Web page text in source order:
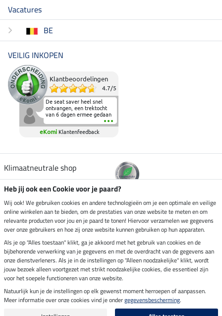
Vacatures
BE
VEILIG INKOPEN
Klantbeoordelingen
4.7/5
De seat saver heel snel
ontvangen, een trektocht
van 6 dagen ermee gedaan
en deze heeft de beproeving
fantastisch doorstaan.
Heerlijk zacht om op te
elkaar in het zadel.
eKomi Klantenfeedback
Klimaatneutrale shop
Verzending per
Veilig betalen met
Impressum
Laatste update op 06.08.2026 om 13:49 uur
Heb jij ook een Cookie voor je paard?
Wij ook! We gebruiken cookies en andere technologieën om je een optimale en veilige
online winkelen aan te bieden, om de prestaties van onze website te meten en om
relevante producten voor jou en je paard te tonen! Hiervoor verzamelen we gegevens
over onze gebruikers en hoe zij onze website kunnen gebruiken op hun apparaten.
Als je op "Alles toestaan" klikt, ga je akkoord met het gebruik van cookies en de
bijbehorende verwerking van je gegevens en met de overdracht van de gegevens aan
onze dienstverleners. Als je in de instellingen op "Alleen noodzakelijke" klikt, wordt
jouw bezoek alleen voortgezet met strikt noodzakelijke cookies, die essentieel zijn
voor het soepele functioneren van onze website.
Natuurlijk kun je de instellingen op elk gewenst moment herroepen of aanpassen.
Meer informatie over onze cookies vind je ondergegevensbescherming.